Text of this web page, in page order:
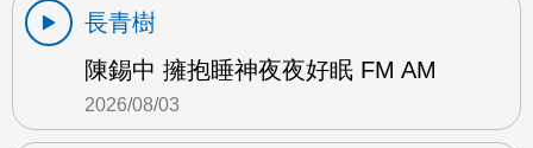
長青樹
陳錫中 擁抱睡神夜夜好眠 FM AM
2026/08/03